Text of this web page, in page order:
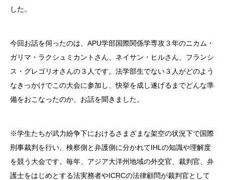
した。
今回お話を伺ったのは、APU学部国際関係学専攻３年のニカム・
ガリマ・ラクシュミカントさん、ネイサン・ヒルさん、フランシ
ス・グレゴリオさんの３人です。法学部生でない３人がどのよう
なきっかけでこの大会に参加し、快挙を成し遂げるまでどんな準
備をおこなったのか、お話を聞きました。
※学生たちが武力紛争下におけるさまざまな架空の状況下で国際
刑事裁判を行い、検察側と弁護側に分かれてIHLの知識や理解度
を競う大会です。毎年、アジア大洋州地域の外交官、裁判官、弁
護士をはじめとする法実務者やICRCの法律顧問が裁判官として